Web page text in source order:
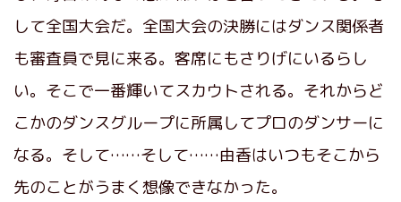
して全国大会だ。全国大会の決勝にはダンス関係者
も審査員で見に来る。客席にもさりげにいるらし
い。そこで一番輝いてスカウトされる。それからど
こかのダンスグループに所属してプロのダンサーに
なる。そして……そして……由香はいつもそこから
先のことがうまく想像できなかった。